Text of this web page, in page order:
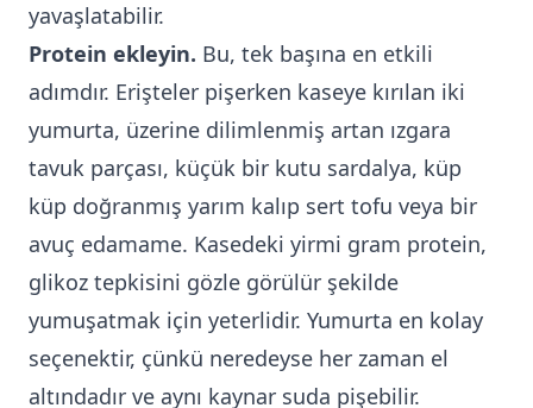
yavaşlatabilir.
Protein ekleyin. Bu, tek başına en etkili
adımdır. Erişteler pişerken kaseye kırılan iki
yumurta, üzerine dilimlenmiş artan ızgara
tavuk parçası, küçük bir kutu sardalya, küp
küp doğranmış yarım kalıp sert tofu veya bir
avuç edamame. Kasedeki yirmi gram protein,
glikoz tepkisini gözle görülür şekilde
yumuşatmak için yeterlidir. Yumurta en kolay
seçenektir, çünkü neredeyse her zaman el
altındadır ve aynı kaynar suda pişebilir.